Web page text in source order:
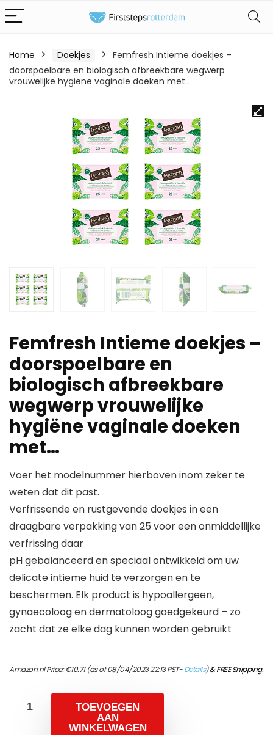
Home Doekjes
Femfresh Intieme doekjes –
doorspoelbare en biologisch afbreekbare wegwerp
vrouwelijke hygiëne vaginale doeken met…
Femfresh Intieme doekjes –
doorspoelbare en
biologisch afbreekbare
wegwerp vrouwelijke
hygiëne vaginale doeken
met…
Voer het modelnummer hierboven inom zeker te
weten dat dit past.
Verfrissende en rustgevende doekjes in een
draagbare verpakking van 25 voor een onmiddellijke
verfrissing daar
pH gebalanceerd en speciaal ontwikkeld om uw
delicate intieme huid te verzorgen en te
beschermen. Elk product is hypoallergeen,
gynaecoloog en dermatoloog goedgekeurd – zo
zacht dat ze elke dag kunnen worden gebruikt
Amazon.nl Price:€10.71(as of 08/04/2023 22:13 PST-Details)&FREE Shipping.
TOEVOEGEN
AAN
WINKELWAGEN